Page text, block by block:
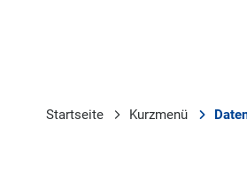
Startseite Kurzmenü